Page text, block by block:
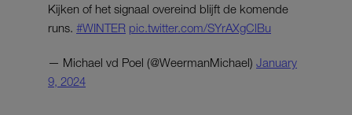
Kijken of het signaal overeind blijft de komende
runs. #WINTER pic.twitter.com/SYrAXgClBu
— Michael vd Poel (@WeermanMichael) January
9, 2024